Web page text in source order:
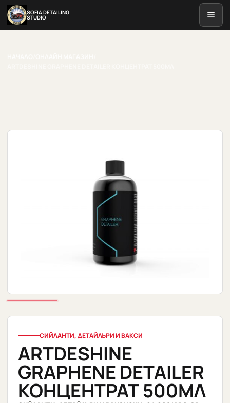
SOFIA DETAILING
STUDIO
СИЙЛАНТИ, ДЕТАЙЛЪРИ И ВАКСИ
ARTDESHINE
GRAPHENE DETAILER
КОНЦЕНТРАТ 500МЛ